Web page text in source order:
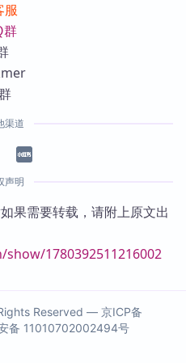
服
群
渠道
声明
果需要转载，请附上原文出
1780392511216002
Reserved — 京ICP备
备 11010702002494号